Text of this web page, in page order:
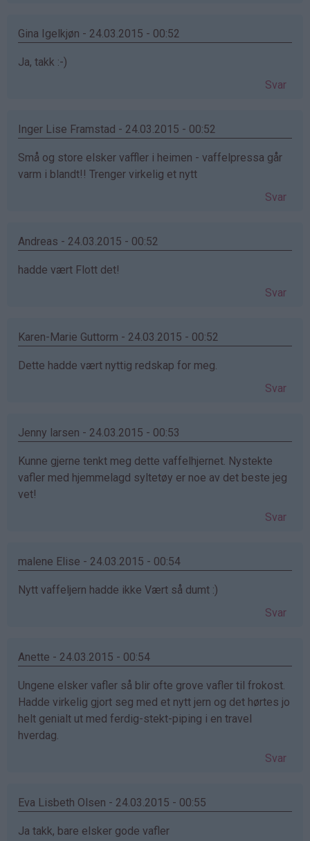
Gina Igelkjøn - 24.03.2015 - 00:52
Ja, takk :-)
Svar
Inger Lise Framstad - 24.03.2015 - 00:52
Små og store elsker vaffler i heimen - vaffelpressa går
varm i blandt!! Trenger virkelig et nytt
Svar
Andreas - 24.03.2015 - 00:52
hadde vært Flott det!
Svar
Karen-Marie Guttorm - 24.03.2015 - 00:52
Dette hadde vært nyttig redskap for meg.
Svar
Jenny larsen - 24.03.2015 - 00:53
Kunne gjerne tenkt meg dette vaffelhjernet. Nystekte
vafler med hjemmelagd syltetøy er noe av det beste jeg
vet!
Svar
malene Elise - 24.03.2015 - 00:54
Nytt vaffeljern hadde ikke Vært så dumt :)
Svar
Anette - 24.03.2015 - 00:54
Ungene elsker vafler så blir ofte grove vafler til frokost.
Hadde virkelig gjort seg med et nytt jern og det hørtes jo
helt genialt ut med ferdig-stekt-piping i en travel
hverdag.
Svar
Eva Lisbeth Olsen - 24.03.2015 - 00:55
Ja takk, bare elsker gode vafler